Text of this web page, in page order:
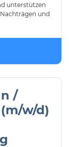
unterstützen
und
/
w/d)